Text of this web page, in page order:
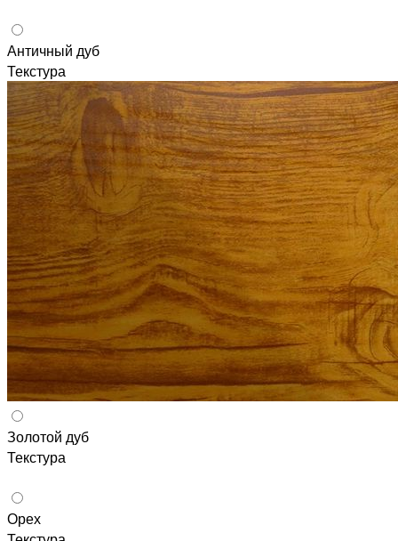
Античный дуб
Текстура
Золотой дуб
Текстура
Орех